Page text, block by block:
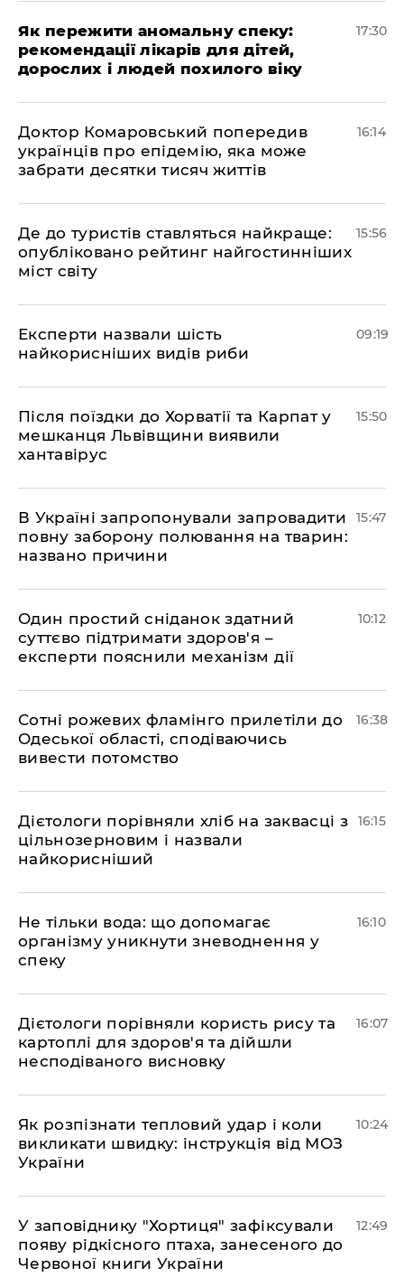
Як пережити аномальну спеку:
рекомендації лікарів для дітей,
дорослих і людей похилого віку
17:30
Доктор Комаровський попередив
українців про епідемію, яка може
забрати десятки тисяч життів
16:14
Де до туристів ставляться найкраще:
опубліковано рейтинг найгостинніших
міст світу
15:56
Експерти назвали шість
найкорисніших видів риби
09:19
Після поїздки до Хорватії та Карпат у
мешканця Львівщини виявили
хантавірус
15:50
В Україні запропонували запровадити
повну заборону полювання на тварин:
названо причини
15:47
Один простий сніданок здатний
суттєво підтримати здоров'я –
експерти пояснили механізм дії
10:12
Сотні рожевих фламінго прилетіли до
Одеської області, сподіваючись
вивести потомство
16:38
Дієтологи порівняли хліб на заквасці з
цільнозерновим і назвали
найкорисніший
16:15
Не тільки вода: що допомагає
організму уникнути зневоднення у
спеку
16:10
Дієтологи порівняли користь рису та
картоплі для здоров'я та дійшли
несподіваного висновку
16:07
Як розпізнати тепловий удар і коли
викликати швидку: інструкція від МОЗ
України
10:24
У заповіднику "Хортиця" зафіксували
появу рідкісного птаха, занесеного до
Червоної книги України
12:49